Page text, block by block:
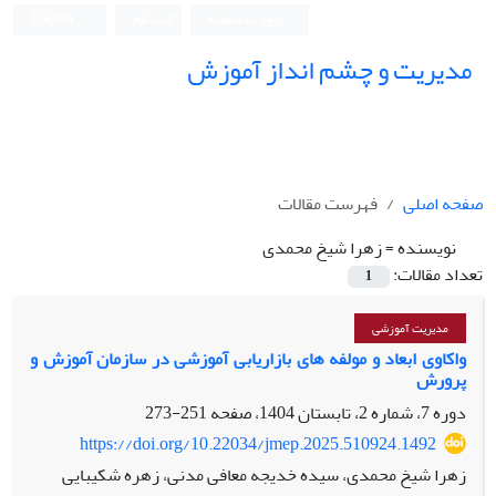
مدیریت و چشم انداز آموزش
صفحه اصلی
فهرست مقالات
نویسنده =زهرا شیخ محمدی
تعداد مقالات:
1
مدیریت آموزشی
واکاوی ابعاد و مولفه های بازاریابی آموزشی در سازمان آموزش و
پرورش
دوره 7، شماره 2، تابستان 1404، صفحه
251-273
https://doi.org/10.22034/jmep.2025.510924.1492
زهرا شیخ محمدی، سیده خدیجه معافی مدنی، زهره شکیبایی